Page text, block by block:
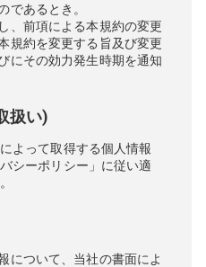
であるとき。
、前項による本規約の変更
規約を変更する旨及び変更
にその効力発生時期を通知
扱い)
よって取得する個人情報
シーポリシー」に従い適
について、当社の書面によ